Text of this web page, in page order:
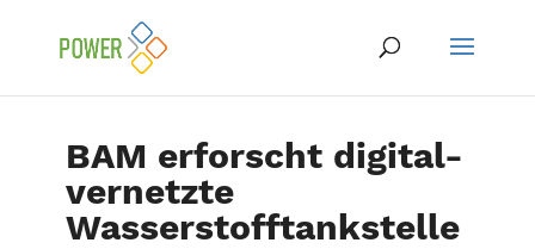
BAM erforscht digital-
vernetzte
Wasserstofftankstelle